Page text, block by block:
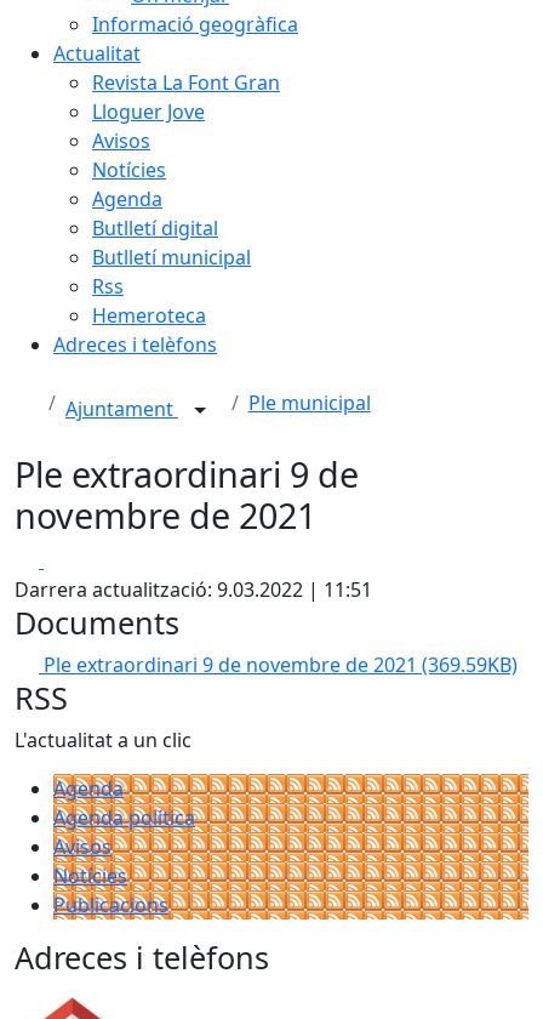
Informació geogràfica
Actualitat
Revista La Font Gran
Lloguer Jove
Avisos
Notícies
Agenda
Butlletí digital
Butlletí municipal
Rss
Hemeroteca
Adreces i telèfons
Ajuntament Ple municipal
Ple extraordinari 9 de
novembre de 2021
Darrera actualització: 9.03.2022 | 11:51
Documents
Ple extraordinari 9 de novembre de 2021 (369.59KB)
RSS
L'actualitat a un clic
Agenda
Agenda política
Avisos
Notícies
Publicacions
Adreces i telèfons